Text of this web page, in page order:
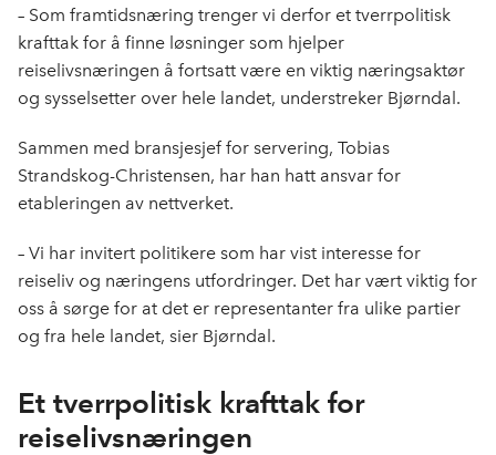
– Som framtidsnæring trenger vi derfor et tverrpolitisk
krafttak for å finne løsninger som hjelper
reiselivsnæringen å fortsatt være en viktig næringsaktør
og sysselsetter over hele landet, understreker Bjørndal.
Sammen med bransjesjef for servering, Tobias
Strandskog-Christensen, har han hatt ansvar for
etableringen av nettverket.
– Vi har invitert politikere som har vist interesse for
reiseliv og næringens utfordringer. Det har vært viktig for
oss å sørge for at det er representanter fra ulike partier
og fra hele landet, sier Bjørndal.
Et tverrpolitisk krafttak for
reiselivsnæringen